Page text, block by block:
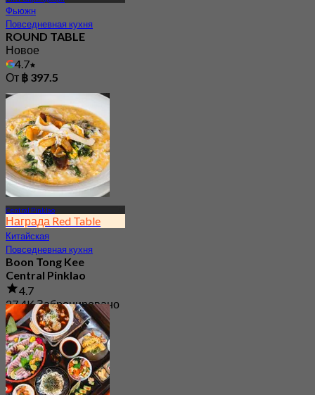
Фьюжн
Повседневная кухня
ROUND TABLE
Новое
4.7
От ฿ 397.5
Central Pinklao
Награда Red Table
Китайская
Повседневная кухня
Boon Tong Kee
Central Pinklao
4.7
27.4K Забронировано
От฿ 362.5